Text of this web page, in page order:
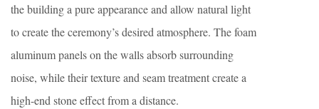
the building a pure appearance and allow natural light
to create the ceremony’s desired atmosphere. The foam
aluminum panels on the walls absorb surrounding
noise, while their texture and seam treatment create a
high-end stone effect from a distance.